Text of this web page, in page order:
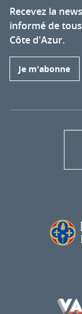
Recevez la
informé de
Côte d'Azur.
Je m'abonne